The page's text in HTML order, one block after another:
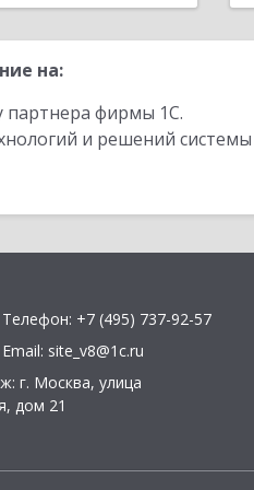
на:
партнера фирмы 1С.
и решений
Телефон: +7 (495) 737-92-57
Email: site_v8@1c.ru
г. Москва, улица
дом 21